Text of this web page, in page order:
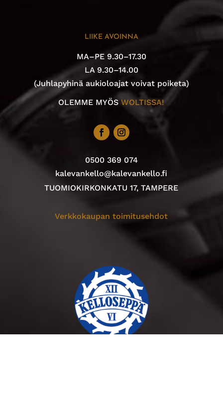
LIIKE AVOINNA
MA–PE 9.30–17.30
LA 9.30–14.00
(Juhlapyhinä aukioloajat voivat poiketa)
OLEMME MYÖSWOLTISSA!
0500 369 074
kalevankello@kalevankello.fi
TUOMIOKIRKONKATU 17, TAMPERE
Verkkokaupan toimitusehdot